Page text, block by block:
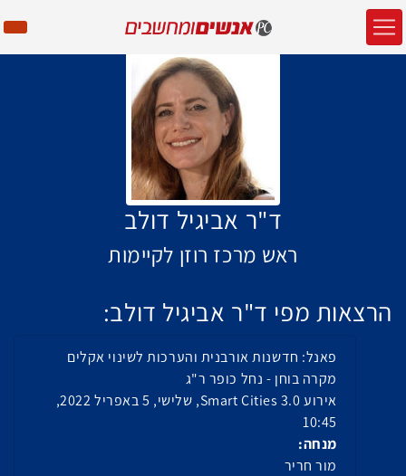
ד"ר אביגיל דולב
ראש מרכז רוזן לקיימות
הרצאות מפי ד"ר אביגיל דולב:
פאנל: חדשנות אורבנית והערכות לשינוי אקלים
מקרה בוחן - נחל כופר ר"ג
אירוע Smart Cities 3.0, שלישי, 5 באפריל 2022,
10:45
מנחה:
מור חריר